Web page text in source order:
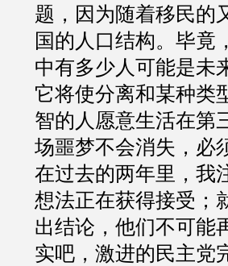
题，因为随着移民的
国的人口结构。毕竟
中有多少人可能是未
它将使分离和某种类
智的人愿意生活在第
场噩梦不会消失，必
在过去的两年里，我
想法正在获得接受；
出结论，他们不可能
实吧，激进的民主党